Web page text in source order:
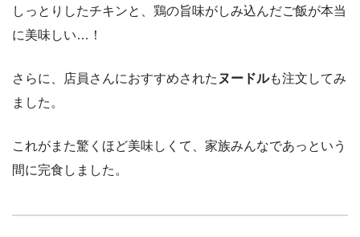
しっとりしたチキンと、鶏の旨味がしみ込んだご飯が本当
に美味しい…！
さらに、店員さんにおすすめされた ヌードルも注文してみ
ました。
これがまた驚くほど美味しくて、家族みんなであっという
間に完食しました。